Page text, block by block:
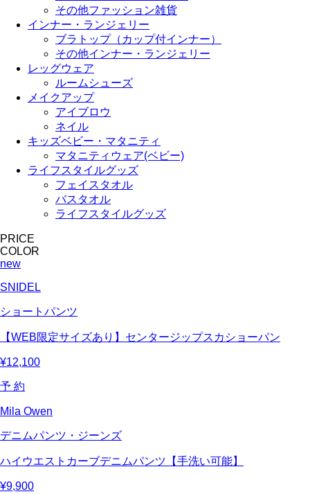
その他ファッション雑貨
インナー・ランジェリー
ブラトップ（カップ付インナー）
その他インナー・ランジェリー
レッグウェア
ルームシューズ
メイクアップ
アイブロウ
ネイル
キッズベビー・マタニティ
マタニティウェア(ベビー)
ライフスタイルグッズ
フェイスタオル
バスタオル
ライフスタイルグッズ
PRICE
COLOR
new
SNIDEL
ショートパンツ
【WEB限定サイズあり】センタージップスカショーパン
¥12,100
予 約
Mila Owen
デニムパンツ・ジーンズ
ハイウエストカーブデニムパンツ【手洗い可能】
¥9,900